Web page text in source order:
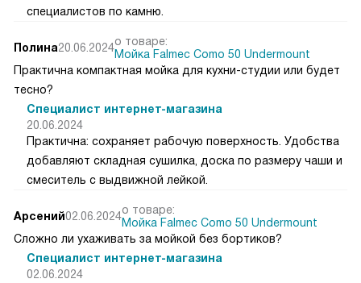
специалистов по камню.
Полина20.06.2024о товаре:
Мойка Falmec Como 50 Undermount
Практична компактная мойка для кухни-студии или будет
тесно?
Специалист интернет-магазина
20.06.2024
Практична: сохраняет рабочую поверхность. Удобства
добавляют складная сушилка, доска по размеру чаши и
смеситель с выдвижной лейкой.
Арсений02.06.2024о товаре:
Мойка Falmec Como 50 Undermount
Сложно ли ухаживать за мойкой без бортиков?
Специалист интернет-магазина
02.06.2024